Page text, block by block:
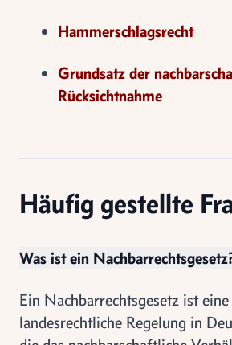
Hammerschlagsrecht
Grundsatz der
Rücksichtnahme
Häufig gestellte
Was ist ein
Ein Nachbarrechtsgesetz ist eine
landesrechtliche Regelung in